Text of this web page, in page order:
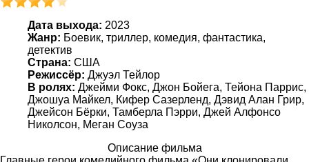
Дата выхода: 2023
Жанр: Боевик, триллер, комедия, фантастика,
детектив
Страна: США
Режиссёр: Джуэл Тейлор
В ролях: Джейми Фокс, Джон Бойега, Тейона Паррис,
Джошуа Майкел, Кифер Сазерленд, Дэвид Алан Грир,
Джейсон Бёрки, Тамберла Пэрри, Джей Алфонсо
Николсон, Меган Соуза
Описание фильма